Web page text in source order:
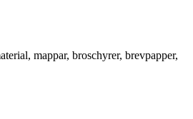
mappar, broschyrer, brevpapper,